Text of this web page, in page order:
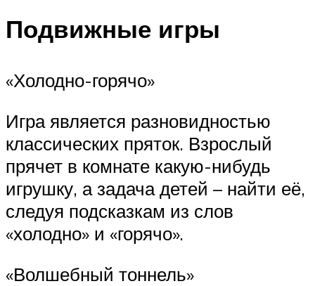
Подвижные игры
«Холодно-горячо»
Игра является разновидностью
классических пряток. Взрослый
прячет в комнате какую-нибудь
игрушку, а задача детей – найти её,
следуя подсказкам из слов
«холодно» и «горячо».
«Волшебный тоннель»